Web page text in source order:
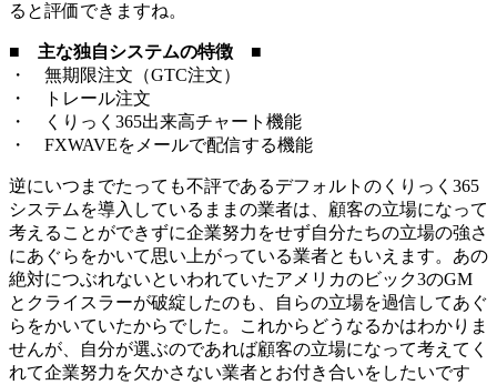
ると評価できますね。
■ 主な独自システムの特徴 ■
・ 無期限注文（GTC注文）
・ トレール注文
・ くりっく365出来高チャート機能
・ FXWAVEをメールで配信する機能
逆にいつまでたっても不評であるデフォルトのくりっく365
システムを導入しているままの業者は、顧客の立場になって
考えることができずに企業努力をせず自分たちの立場の強さ
にあぐらをかいて思い上がっている業者ともいえます。あの
絶対につぶれないといわれていたアメリカのビック3のGM
とクライスラーが破綻したのも、自らの立場を過信してあぐ
らをかいていたからでした。これからどうなるかはわかりま
せんが、自分が選ぶのであれば顧客の立場になって考えてく
れて企業努力を欠かさない業者とお付き合いをしたいです